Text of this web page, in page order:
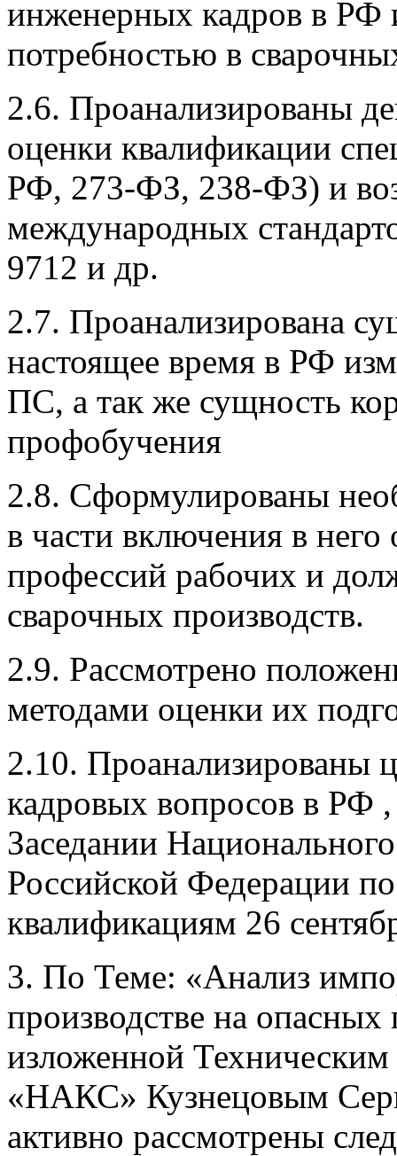
инженерных кадров в РФ
потребностью в
2.6. Проанализированы
оценки квалификации
РФ, 273-ФЗ, 238-ФЗ) и
международных
9712 и др.
2.7. Проанализирована
настоящее время в РФ
ПС, а так же сущность
профобучения
2.8. Сформулированы
в части включения в
профессий рабочих и
сварочных производств.
2.9. Рассмотрено
методами оценки их
2.10. Проанализированы
кадровых вопросов в РФ
Заседании
Российской Федерации
квалификациям 26
3. По Теме: «Анализ
производстве на
изложенной
«НАКС» Кузнецовым
активно рассмотрены